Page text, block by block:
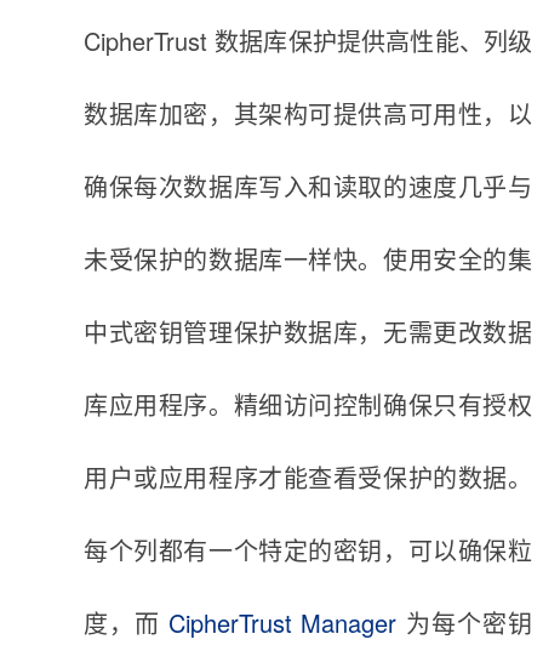
CipherTrust 数据库保护提供高性能、列级
数据库加密，其架构可提供高可用性，以
确保每次数据库写入和读取的速度几乎与
未受保护的数据库一样快。使用安全的集
中式密钥管理保护数据库，无需更改数据
库应用程序。精细访问控制确保只有授权
用户或应用程序才能查看受保护的数据。
每个列都有一个特定的密钥，可以确保粒
度，而 CipherTrust Manager 为每个密钥